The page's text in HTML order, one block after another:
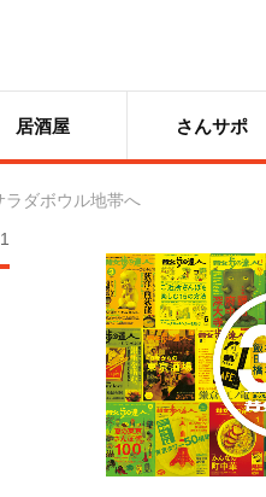
居酒屋 さんサポ
ラダボウル地帯へ